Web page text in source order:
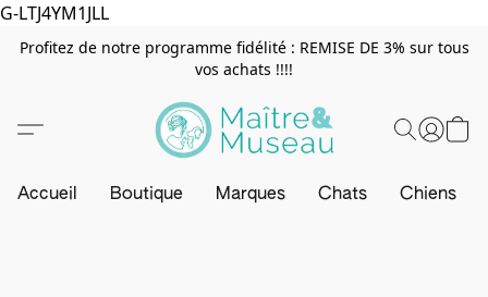
G-LTJ4YM1JLL
Profitez de notre programme fidélité : REMISE DE 3% sur tous
vos achats !!!!
Accueil Boutique Marques Chats Chiens